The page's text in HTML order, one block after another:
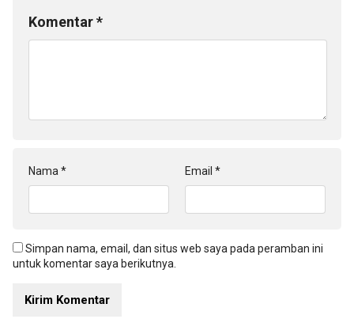
Komentar*
Nama * Email *
Simpan nama, email, dan situs web saya pada peramban ini
untuk komentar saya berikutnya.